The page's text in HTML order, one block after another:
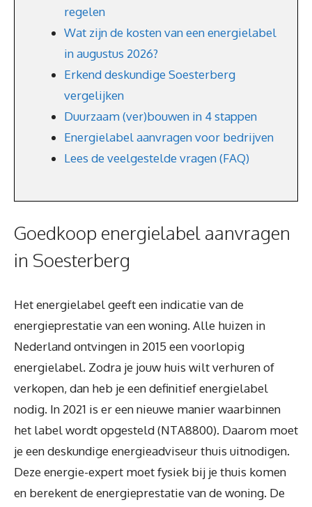
regelen
Wat zijn de kosten van een energielabel
in augustus 2026?
Erkend deskundige Soesterberg
vergelijken
Duurzaam (ver)bouwen in 4 stappen
Energielabel aanvragen voor bedrijven
Lees de veelgestelde vragen (FAQ)
Goedkoop energielabel aanvragen
in Soesterberg
Het energielabel geeft een indicatie van de
energieprestatie van een woning. Alle huizen in
Nederland ontvingen in 2015 een voorlopig
energielabel. Zodra je jouw huis wilt verhuren of
verkopen, dan heb je een definitief energielabel
nodig. In 2021 is er een nieuwe manier waarbinnen
het label wordt opgesteld (NTA8800). Daarom moet
je een deskundige energieadviseur thuis uitnodigen.
Deze energie-expert moet fysiek bij je thuis komen
en berekent de energieprestatie van de woning. De